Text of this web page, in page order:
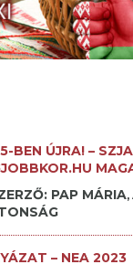
BEN ÚJRA! –
PAP MÁRIA,
– NEA 2023